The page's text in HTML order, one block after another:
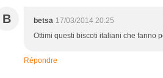
B betsa 17/03/2014 20:25
Ottimi questi biscoti italiani che fanno
Répondre